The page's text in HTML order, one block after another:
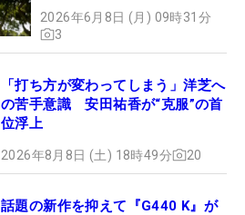
2026年6月8日 (月) 09時31分
3
「打ち方が変わってしまう」洋芝へ
の苦手意識 安田祐香が“克服”の首
位浮上
2026年8月8日 (土) 18時49分 20
話題の新作を抑えて『G440 K』が